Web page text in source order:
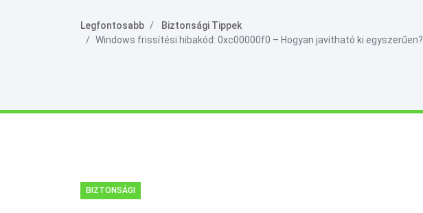
Legfontosabb
Biztonsági Tippek
Windows frissítési hibakód: 0xc00000f0 – Hogyan javítható ki egyszerűen?
BIZTONSÁGI